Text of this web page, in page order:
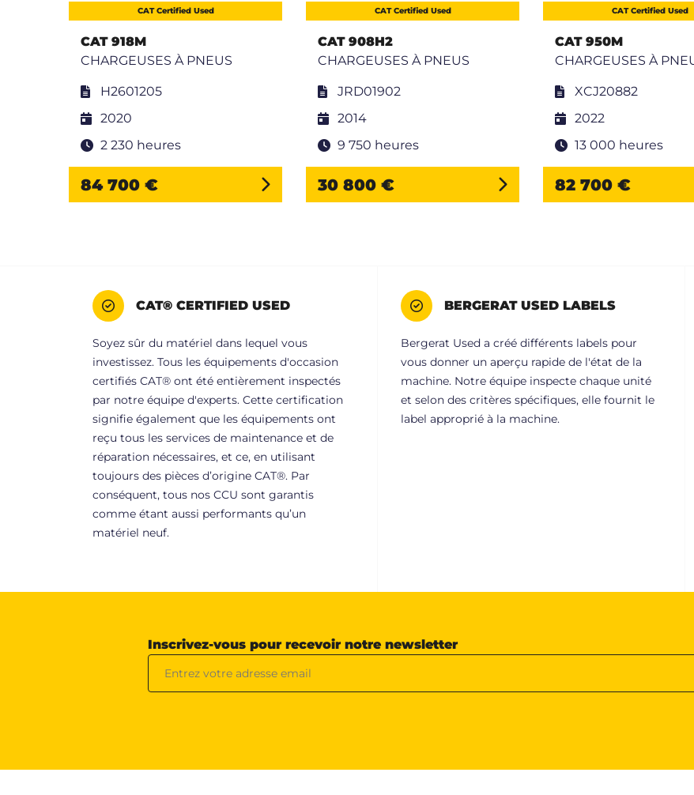
CAT Certified Used
CAT 918M
CHARGEUSES À PNEUS
H2601205
2020
2 230 heures
84 700 €
CAT Certified Used
CAT 908H2
CHARGEUSES À PNEUS
JRD01902
2014
9 750 heures
30 800 €
CAT Certified Used
CAT 950M
CHARGEUSES À
XCJ20882
2022
13 000 heures
82 700 €
CAT® CERTIFIED USED
Soyez sûr du matériel dans lequel vous
investissez. Tous les équipements d'occasion
certifiés CAT® ont été entièrement inspectés
par notre équipe d'experts. Cette certification
signifie également que les équipements ont
reçu tous les services de maintenance et de
réparation nécessaires, et ce, en utilisant
toujours des pièces d’origine CAT®. Par
conséquent, tous nos CCU sont garantis
comme étant aussi performants qu’un
matériel neuf.
BERGERAT USED LABELS
Bergerat Used a créé différents labels pour
vous donner un aperçu rapide de l'état de la
machine. Notre équipe inspecte chaque unité
et selon des critères spécifiques, elle fournit le
label approprié à la machine.
Inscrivez-vous pour recevoir notre newsletter